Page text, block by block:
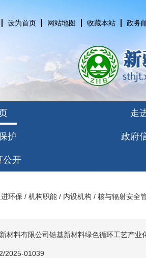
设为首页 网站地图 收藏本站 政务
走
护 政府
公开
环保 / 机构职能 / 内设机构 / 核与辐射安全
材料有限公司锆基新材料绿色循环工艺产
2025-01039